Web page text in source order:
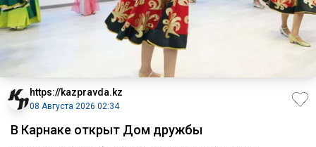
https://kazpravda.kz
08 Августа 2026 02:34
В Карнаке открыт Дом дружбы